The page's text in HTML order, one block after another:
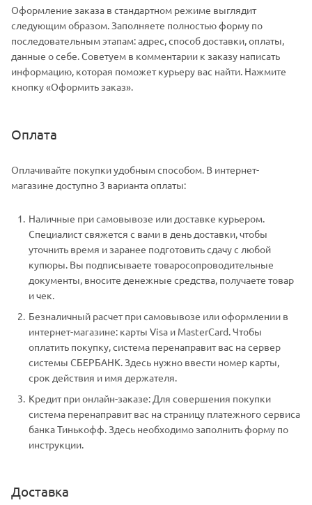
Оформление заказа в стандартном режиме выглядит
следующим образом. Заполняете полностью форму по
последовательным этапам: адрес, способ доставки, оплаты,
данные о себе. Советуем в комментарии к заказу написать
информацию, которая поможет курьеру вас найти. Нажмите
кнопку «Оформить заказ».
Оплата
Оплачивайте покупки удобным способом. В интернет-
магазине доступно 3 варианта оплаты:
Наличные при самовывозе или доставке курьером.
Специалист свяжется с вами в день доставки, чтобы
уточнить время и заранее подготовить сдачу с любой
купюры. Вы подписываете товаросопроводительные
документы, вносите денежные средства, получаете товар
и чек.
Безналичный расчет при самовывозе или оформлении в
интернет-магазине: карты Visa и MasterCard. Чтобы
оплатить покупку, система перенаправит вас на сервер
системы СБЕРБАНК. Здесь нужно ввести номер карты,
срок действия и имя держателя.
Кредит при онлайн-заказе: Для совершения покупки
система перенаправит вас на страницу платежного сервиса
банка Тинькофф. Здесь необходимо заполнить форму по
инструкции.
Доставка